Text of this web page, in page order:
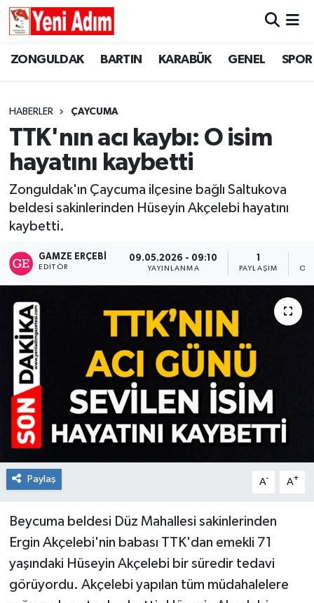
ZONGULDAK BARTIN KARABÜK GENEL SPOR
HABERLER ÇAYCUMA
TTK'nın acı kaybı: O isim
hayatını kaybetti
Zonguldak'ın Çaycuma ilçesine bağlı Saltukova
beldesi sakinlerinden Hüseyin Akçelebi hayatını
kaybetti.
GAMZE ERÇEBI
EDITÖR
09.05.2026 - 09:10
YAYINLANMA PAYLAŞIM
Paylaş A- A+
Beycuma beldesi Düz Mahallesi sakinlerinden
Ergin Akçelebi'nin babası TTK'dan emekli 71
yaşındaki Hüseyin Akçelebi bir süredir tedavi
görüyordu. Akçelebi yapılan tüm müdahalelere
ZONGULDAK
GÜNCEL
SİYASET
RESMİ İLAN
ZONGULDAK
GENEL
SPOR
SİYASET
SAĞLIK
GÜNCEL
RESMİ İLAN
Zonguldak Hava Durumu
Tüm Manşetler
Son Dakika Haberleri
Haber Arşivi